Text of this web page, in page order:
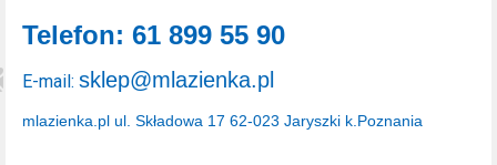
mlazienka.pl ul. Składowa 17 62-023 Jaryszki k.Poznania
Telefon: 61 899 55 90
E-mail: sklep@mlazienka.pl